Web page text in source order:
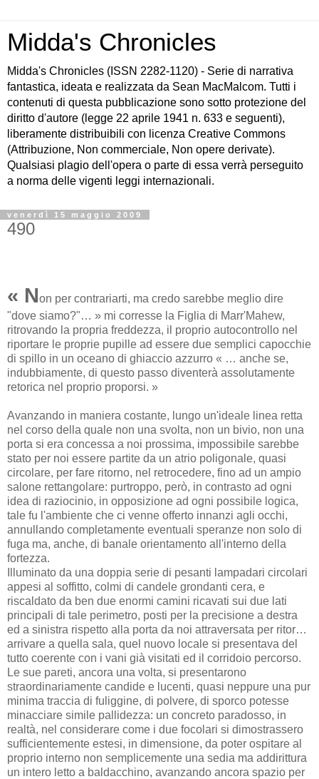
Midda's Chronicles
Midda's Chronicles (ISSN 2282-1120) - Serie di narrativa
fantastica, ideata e realizzata da Sean MacMalcom. Tutti i
contenuti di questa pubblicazione sono sotto protezione del
diritto d'autore (legge 22 aprile 1941 n. 633 e seguenti),
liberamente distribuibili con licenza Creative Commons
(Attribuzione, Non commerciale, Non opere derivate).
Qualsiasi plagio dell'opera o parte di essa verrà perseguito
a norma delle vigenti leggi internazionali.
venerdì 15 maggio 2009
490
« Non per contrariarti, ma credo sarebbe meglio dire
"dove siamo?"… » mi corresse la Figlia di Marr'Mahew,
ritrovando la propria freddezza, il proprio autocontrollo nel
riportare le proprie pupille ad essere due semplici capocchie
di spillo in un oceano di ghiaccio azzurro « … anche se,
indubbiamente, di questo passo diventerà assolutamente
retorica nel proprio proporsi. »
Avanzando in maniera costante, lungo un'ideale linea retta
nel corso della quale non una svolta, non un bivio, non una
porta si era concessa a noi prossima, impossibile sarebbe
stato per noi essere partite da un atrio poligonale, quasi
circolare, per fare ritorno, nel retrocedere, fino ad un ampio
salone rettangolare: purtroppo, però, in contrasto ad ogni
idea di raziocinio, in opposizione ad ogni possibile logica,
tale fu l'ambiente che ci venne offerto innanzi agli occhi,
annullando completamente eventuali speranze non solo di
fuga ma, anche, di banale orientamento all'interno della
fortezza.
Illuminato da una doppia serie di pesanti lampadari circolari
appesi al soffitto, colmi di candele grondanti cera, e
riscaldato da ben due enormi camini ricavati sui due lati
principali di tale perimetro, posti per la precisione a destra
ed a sinistra rispetto alla porta da noi attraversata per ritor…
arrivare a quella sala, quel nuovo locale si presentava del
tutto coerente con i vani già visitati ed il corridoio percorso.
Le sue pareti, ancora una volta, si presentarono
straordinariamente candide e lucenti, quasi neppure una pur
minima traccia di fuliggine, di polvere, di sporco potesse
minacciare simile pallidezza: un concreto paradosso, in
realtà, nel considerare come i due focolari si dimostrassero
sufficientemente estesi, in dimensione, da poter ospitare al
proprio interno non semplicemente una sedia ma addirittura
un intero letto a baldacchino, avanzando ancora spazio per